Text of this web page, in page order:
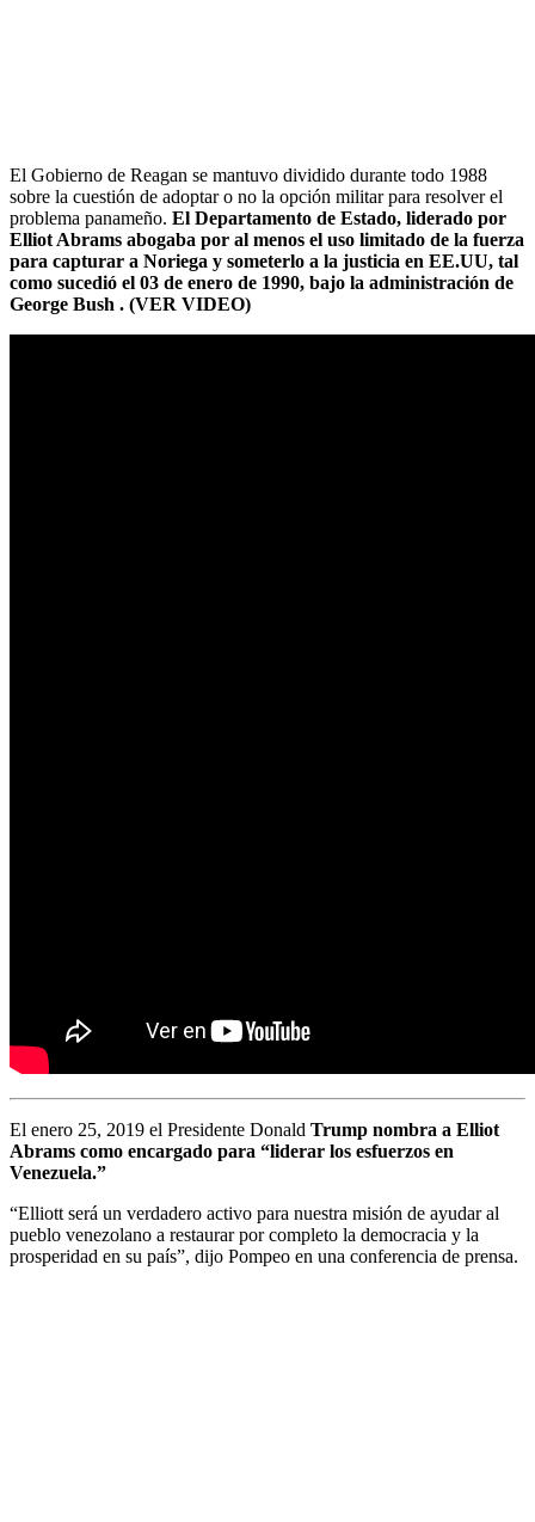
El Gobierno de Reagan se mantuvo dividido durante todo 1988
sobre la cuestión de adoptar o no la opción militar para resolver el
problema panameño. El Departamento de Estado, liderado por
Elliot Abrams abogaba por al menos el uso limitado de la fuerza
para capturar a Noriega y someterlo a la justicia en EE.UU, tal
como sucedió el 03 de enero de 1990, bajo la administración de
George Bush . (VER VIDEO)
El enero 25, 2019 el Presidente Donald Trump nombra a Elliot
Abrams como encargado para “liderar los esfuerzos en
Venezuela.”
“Elliott será un verdadero activo para nuestra misión de ayudar al
pueblo venezolano a restaurar por completo la democracia y la
prosperidad en su país”, dijo Pompeo en una conferencia de prensa.